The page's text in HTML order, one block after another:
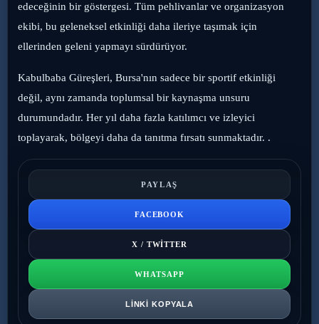
edeceğinin bir göstergesi. Tüm pehlivanlar ve organizasyon
ekibi, bu geleneksel etkinliği daha ileriye taşımak için
ellerinden geleni yapmayı sürdürüyor.
Kabulbaba Güreşleri, Bursa'nın sadece bir sportif etkinliği
değil, aynı zamanda toplumsal bir kaynaşma unsuru
durumundadır. Her yıl daha fazla katılımcı ve izleyici
toplayarak, bölgeyi daha da tanıtma fırsatı sunmaktadır. .
PAYLAŞ
FACEBOOK
X / TWITTER
WHATSAPP
LINKI KOPYALA